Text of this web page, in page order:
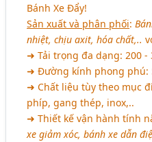
Bánh Xe Đẩy!
Sản xuất và phân phối:
nhiệt, chịu axit, hóa chất,..
➜ Tải trọng đa dạng: 200 -
➜ Đường kính phong phú:
➜ Chất liệu tùy theo mục
phíp, gang thép, inox,..
➜ Thiết kế vận hành tính
xe giảm xóc, bánh xe dẫn